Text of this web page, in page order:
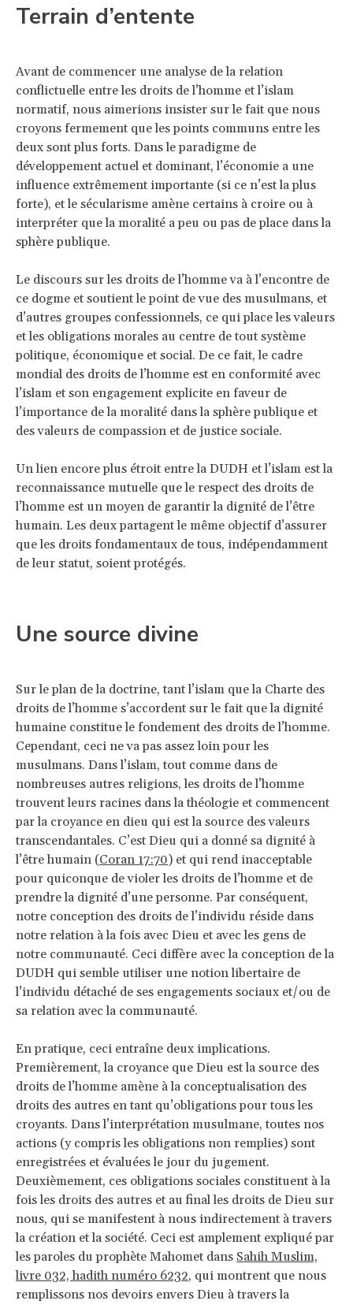
Terrain d’entente
Avant de commencer une analyse de la relation
conflictuelle entre les droits de l’homme et l’islam
normatif, nous aimerions insister sur le fait que nous
croyons fermement que les points communs entre les
deux sont plus forts. Dans le paradigme de
développement actuel et dominant, l’économie a une
influence extrêmement importante (si ce n’est la plus
forte), et le sécularisme amène certains à croire ou à
interpréter que la moralité a peu ou pas de place dans la
sphère publique.
Le discours sur les droits de l’homme va à l’encontre de
ce dogme et soutient le point de vue des musulmans, et
d’autres groupes confessionnels, ce qui place les valeurs
et les obligations morales au centre de tout système
politique, économique et social. De ce fait, le cadre
mondial des droits de l’homme est en conformité avec
l’islam et son engagement explicite en faveur de
l’importance de la moralité dans la sphère publique et
des valeurs de compassion et de justice sociale.
Un lien encore plus étroit entre la DUDH et l’islam est la
reconnaissance mutuelle que le respect des droits de
l’homme est un moyen de garantir la dignité de l’être
humain. Les deux partagent le même objectif d’assurer
que les droits fondamentaux de tous, indépendamment
de leur statut, soient protégés.
Une source divine
Sur le plan de la doctrine, tant l’islam que la Charte des
droits de l’homme s’accordent sur le fait que la dignité
humaine constitue le fondement des droits de l’homme.
Cependant, ceci ne va pas assez loin pour les
musulmans. Dans l’islam, tout comme dans de
nombreuses autres religions, les droits de l’homme
trouvent leurs racines dans la théologie et commencent
par la croyance en dieu qui est la source des valeurs
transcendantales. C’est Dieu qui a donné sa dignité à
l’être humain (Coran 17:70) et qui rend inacceptable
pour quiconque de violer les droits de l’homme et de
prendre la dignité d’une personne. Par conséquent,
notre conception des droits de l’individu réside dans
notre relation à la fois avec Dieu et avec les gens de
notre communauté. Ceci diffère avec la conception de la
DUDH qui semble utiliser une notion libertaire de
l’individu détaché de ses engagements sociaux et/ou de
sa relation avec la communauté.
En pratique, ceci entraîne deux implications.
Premièrement, la croyance que Dieu est la source des
droits de l’homme amène à la conceptualisation des
droits des autres en tant qu’obligations pour tous les
croyants. Dans l’interprétation musulmane, toutes nos
actions (y compris les obligations non remplies) sont
enregistrées et évaluées le jour du jugement.
Deuxièmement, ces obligations sociales constituent à la
fois les droits des autres et au final les droits de Dieu sur
nous, qui se manifestent à nous indirectement à travers
la création et la société. Ceci est amplement expliqué par
les paroles du prophète Mahomet dans Sahih Muslim,
livre 032, hadith numéro 6232, qui montrent que nous
remplissons nos devoirs envers Dieu à travers la